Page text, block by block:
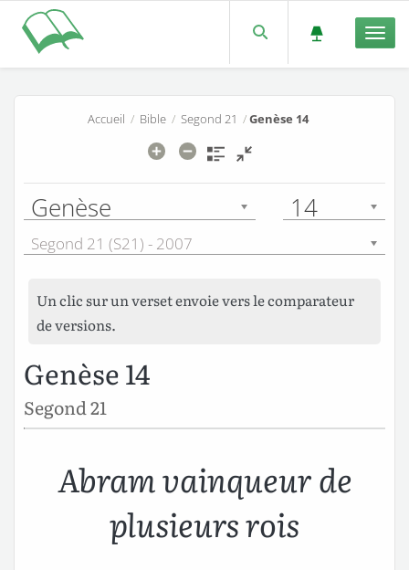
Accueil / Bible /Segond 21 /Genèse 14
Genèse 14
Segond 21 (S21) - 2007
Un clic sur un verset envoie vers le comparateur
de versions.
Genèse 14
Segond 21
Abram vainqueur de
plusieurs rois